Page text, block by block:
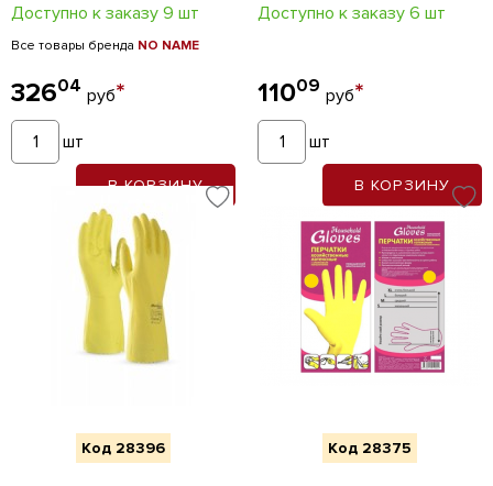
Доступно к заказу 9 шт
Все товары бренда NO NAME
32604 руб*
шт
В КОРЗИНУ
Доступно к заказу 6 шт
11009 руб*
шт
В КОРЗИНУ
Код 28396 Код 28375